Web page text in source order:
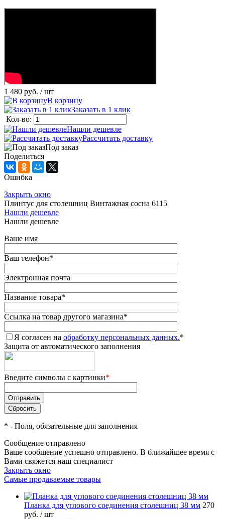
1 480 руб. / шт
В корзину
Заказать в 1 клик
Кол-во:
Нашли дешевле
Рассчитать доставку
Под заказ
Поделиться
Ошибка
Закрыть окно
Плинтус для столешниц Винтажная сосна 6115
Нашли дешевле
Нашли дешевле
Ваше имя
Ваш телефон*
Электронная почта
Название товара*
Ссылка на товар другого магазина*
Я согласен на обработку персональных данных.*
Защита от автоматического заполнения
Введите символы с картинки*
* - Поля, обязательные для заполнения
Сообщение отправлено
Ваше сообщение успешно отправлено. В ближайшее время с
Вами свяжется наш специалист
Закрыть окно
Самые продаваемые товары
Планка для углового соединения столешниц 38 мм 270
руб. / шт